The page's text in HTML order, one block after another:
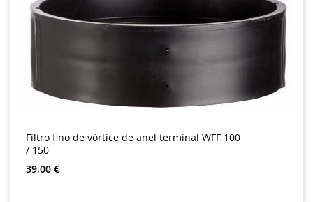
Filtro fino de vórtice de anel terminal WFF 100
/ 150
Preço normal:
39,00 €